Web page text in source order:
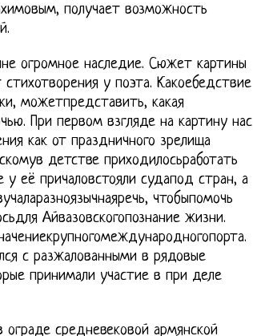
получает возможность
огромное наследие. Сюжет картины
у поэта. Какоебедствие
можетпредставить, какая
При первом взгляде на картину нас
как от праздничного зрелища
детстве приходилосьработать
её причаловстояли судапод стран, а
чтобыпомочь
Айвазовскогопознание жизни.
с разжалованными в рядовые
принимали участие в при деле
средневековой армянской